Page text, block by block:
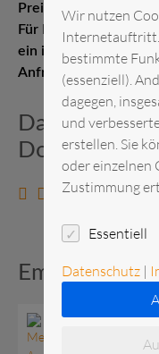
Preis pro Stück
Für Kurz- oder
ein individuelles
Anfrage.
Datenblatt
Dokumente
Datenblatt
Empfohlene
Wir nutzen
bestimmte
(essenziell).
dagegen,
und
erstellen. Sie
oder einzelnen
Zustimmung
Essentiell
Datenschutz |